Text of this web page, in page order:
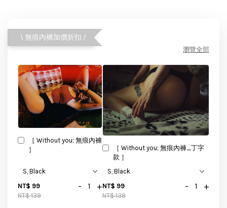
\ 無痕內褲加價折扣 /
瀏覽全部
［ Without you; 無痕內褲
］
NT$ 99
NT$ 139
- +
［ Without you; 無痕內褲_丁字
款 ］
NT$ 99
NT$ 139
- +